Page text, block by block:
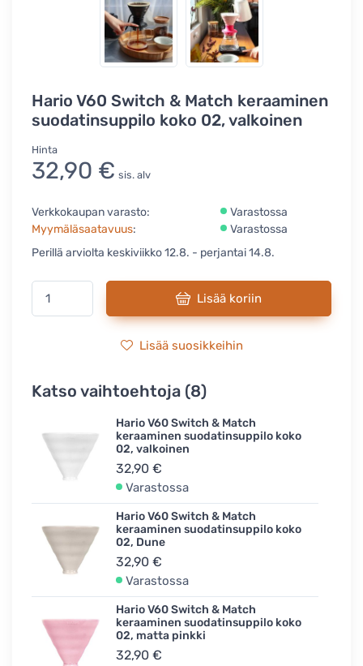
Hario V60 Switch & Match keraaminen
suodatinsuppilo koko 02, valkoinen
Hinta
32,90 € sis. alv
Verkkokaupan varasto:
Varastossa
Myymäläsaatavuus:
Varastossa
Perillä arviolta keskiviikko 12.8. - perjantai 14.8.
Lisää koriin
Lisää suosikkeihin
Katso vaihtoehtoja (8)
Hario V60 Switch & Match
keraaminen suodatinsuppilo koko
02, valkoinen
32,90 €
Varastossa
Hario V60 Switch & Match
keraaminen suodatinsuppilo koko
02, Dune
32,90 €
Varastossa
Hario V60 Switch & Match
keraaminen suodatinsuppilo koko
02, matta pinkki
32,90 €